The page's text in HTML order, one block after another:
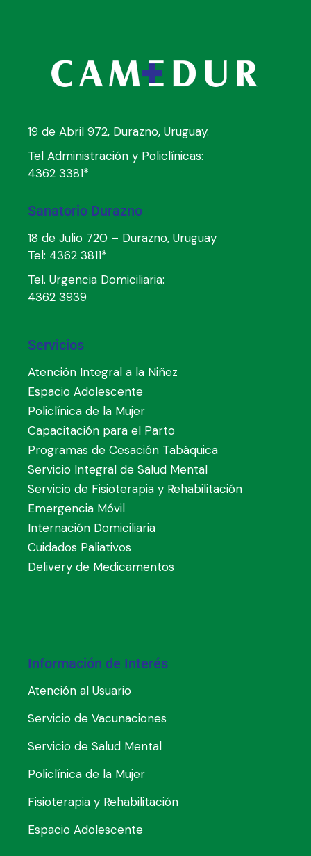
19 de Abril 972, Durazno, Uruguay.
Tel Administración y Policlínicas:
4362 3381*
Sanatorio Durazno
18 de Julio 720 – Durazno, Uruguay
Tel: 4362 3811*
Tel. Urgencia Domiciliaria:
4362 3939
Servicios
Atención Integral a la Niñez
Espacio Adolescente
Policlínica de la Mujer
Capacitación para el Parto
Programas de Cesación Tabáquica
Servicio Integral de Salud Mental
Servicio de Fisioterapia y Rehabilitación
Emergencia Móvil
Internación Domiciliaria
Cuidados Paliativos
Delivery de Medicamentos
Información de Interés
Atención al Usuario
Servicio de Vacunaciones
Servicio de Salud Mental
Policlínica de la Mujer
Fisioterapia y Rehabilitación
Espacio Adolescente